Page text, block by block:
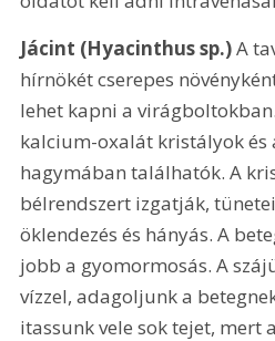
Jácint (Hyacinthus sp.) A
hírnökét cserepes
lehet kapni a
kalcium-oxalát kristályok és
hagymában találhatók. A
bélrendszert izgatják,
öklendezés és hányás. A
jobb a gyomormosás. A
vízzel, adagoljunk a
itassunk vele sok tejet, mert